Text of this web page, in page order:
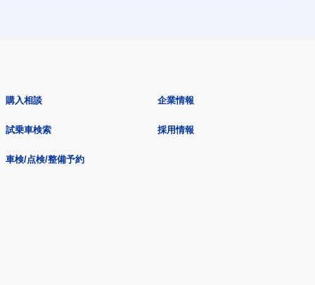
購入相談
試乗車検索
車検/点検/整備予約
企業情報
採用情報